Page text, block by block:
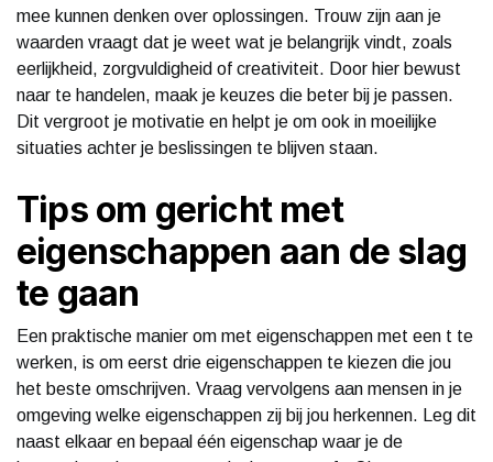
mee kunnen denken over oplossingen. Trouw zijn aan je
waarden vraagt dat je weet wat je belangrijk vindt, zoals
eerlijkheid, zorgvuldigheid of creativiteit. Door hier bewust
naar te handelen, maak je keuzes die beter bij je passen.
Dit vergroot je motivatie en helpt je om ook in moeilijke
situaties achter je beslissingen te blijven staan.
Tips om gericht met
eigenschappen aan de slag
te gaan
Een praktische manier om met eigenschappen met een t te
werken, is om eerst drie eigenschappen te kiezen die jou
het beste omschrijven. Vraag vervolgens aan mensen in je
omgeving welke eigenschappen zij bij jou herkennen. Leg dit
naast elkaar en bepaal één eigenschap waar je de